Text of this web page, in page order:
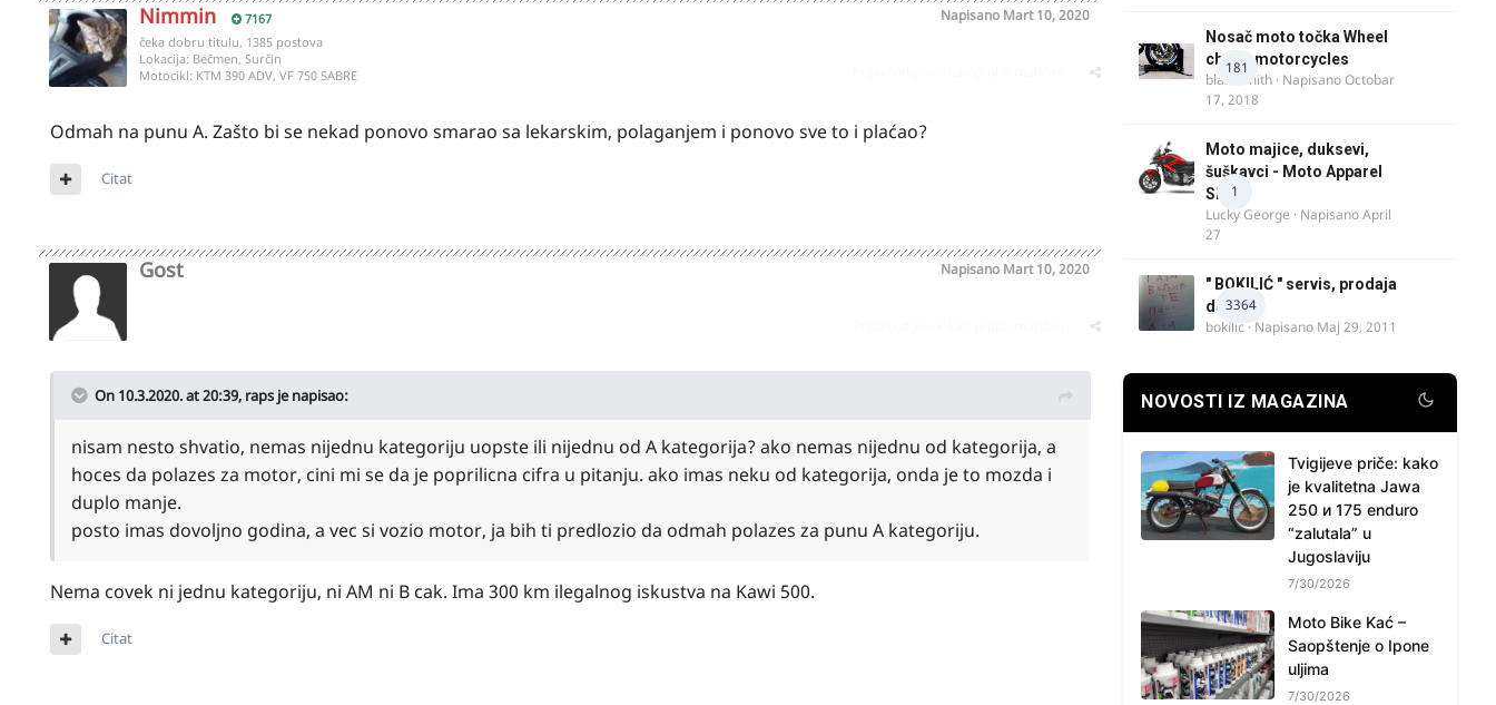
Nimmin 7167 Napisano Mart 10, 2020
čeka dobru titulu, 1385 postova
Lokacija: Bečmen, Surčin
Motocikl: KTM 390 ADV, VF 750 SABRE
Odmah na punu A. Zašto bi se nekad ponovo smarao sa lekarskim, polaganjem i ponovo sve to i plaćao?
Citat
Gost Napisano Mart 10, 2020
On 10.3.2020. at 20:39, raps je napisao:
nisam nesto shvatio, nemas nijednu kategoriju uopste ili nijednu od A kategorija? ako nemas nijednu od kategorija, a
hoces da polazes za motor, cini mi se da je poprilicna cifra u pitanju. ako imas neku od kategorija, onda je to mozda i
duplo manje.
posto imas dovoljno godina, a vec si vozio motor, ja bih ti predlozio da odmah polazes za punu A kategoriju.
Nema covek ni jednu kategoriju, ni AM ni B cak. Ima 300 km ilegalnog iskustva na Kawi 500.
Citat
181
Nosač moto točka Wheel
chock motorcycles
blacksmith · NapisanoOctobar
17, 2018
1
Moto majice, duksevi,
šuškavci - Moto Apparel
SRB
Lucky George · NapisanoApril
27
3364
" BOKILIĆ " servis, prodaja
delova
bokilic · Napisano Maj 29, 2011
NOVOSTI IZ MAGAZINA
Tvigijeve priče: kako
je kvalitetna Jawa
250 и 175 enduro
“zalutala” u
Jugoslaviju
7/30/2026
Moto Bike Kać –
Saopštenje o Ipone
uljima
7/30/2026